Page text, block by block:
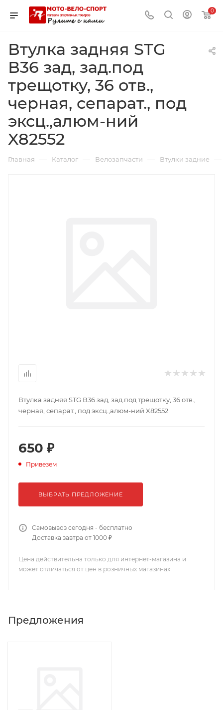
0
Втулка задняя STG
В36 зад, зад.под
трещотку, 36 отв.,
черная, сепарат., под
эксц.,алюм-ний
X82552
Главная — Каталог — Велозапчасти — Втулки задние —
Втулка задняя STG В36 зад, зад.под трещотку, 36 отв.,
черная, сепарат., под эксц.,алюм-ний X82552
650 ₽
Привезем
ВЫБРАТЬ ПРЕДЛОЖЕНИЕ
Самовывоз сегодня - бесплатно
Доставка завтра от 1000 ₽
Цена действительна только для интернет-магазина и
может отличаться от цен в розничных магазинах
Предложения